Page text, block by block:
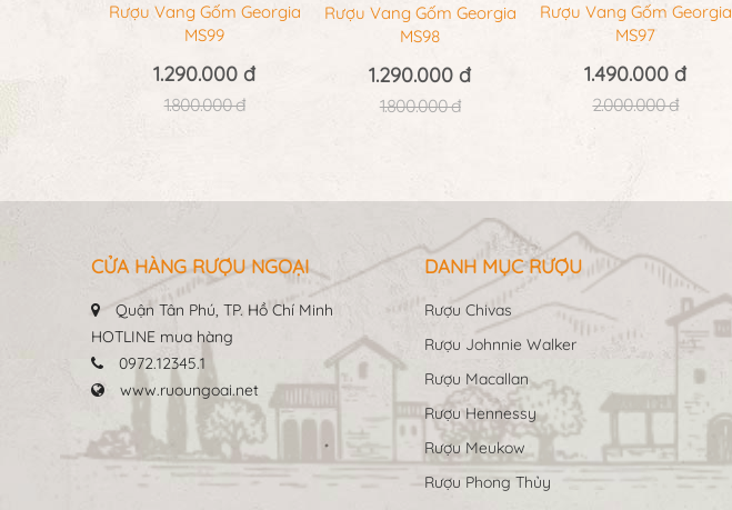
Rượu Vang Gốm Georgia
MS99
1.290.000 đ
1.800.000 đ
Rượu Vang Gốm Georgia
MS98
1.290.000 đ
1.800.000 đ
Rượu Vang Gốm Georgia
MS97
1.490.000 đ
2.000.000 đ
CỬA HÀNG RƯỢU NGOẠI
Quận Tân Phú, TP. Hồ Chí Minh
HOTLINE mua hàng
0972.12345.1
www.ruoungoai.net
DANH MỤC RƯỢU
Rượu Chivas
Rượu Johnnie Walker
Rượu Macallan
Rượu Hennessy
Rượu Meukow
Rượu Phong Thủy